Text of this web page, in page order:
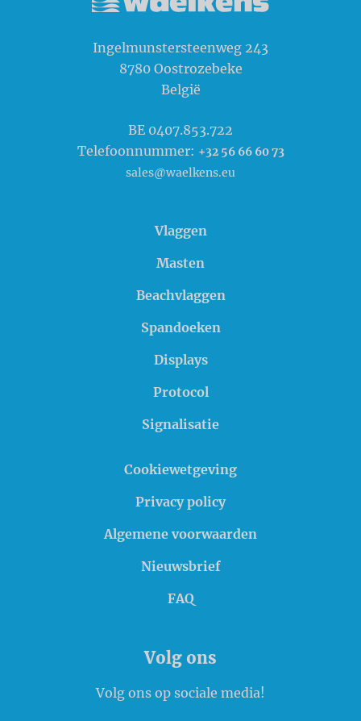
Ingelmunstersteenweg 243
8780 Oostrozebeke
België
BE 0407.853.722
Telefoonnummer: +32 56 66 60 73
sales@waelkens.eu
Vlaggen
Masten
Beachvlaggen
Spandoeken
Displays
Protocol
Signalisatie
Cookiewetgeving
Privacy policy
Algemene voorwaarden
Nieuwsbrief
FAQ
Volg ons
Volg ons op sociale media!